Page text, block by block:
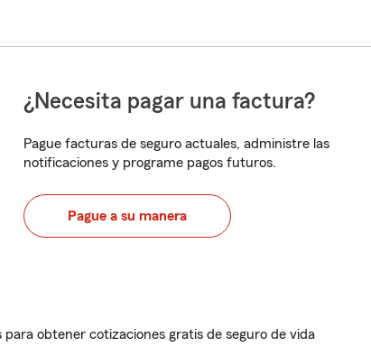
¿Necesita pagar una factura?
Pague facturas de seguro actuales, administre las
notificaciones y programe pagos futuros.
Pague a su manera
para obtener cotizaciones gratis de seguro de vida